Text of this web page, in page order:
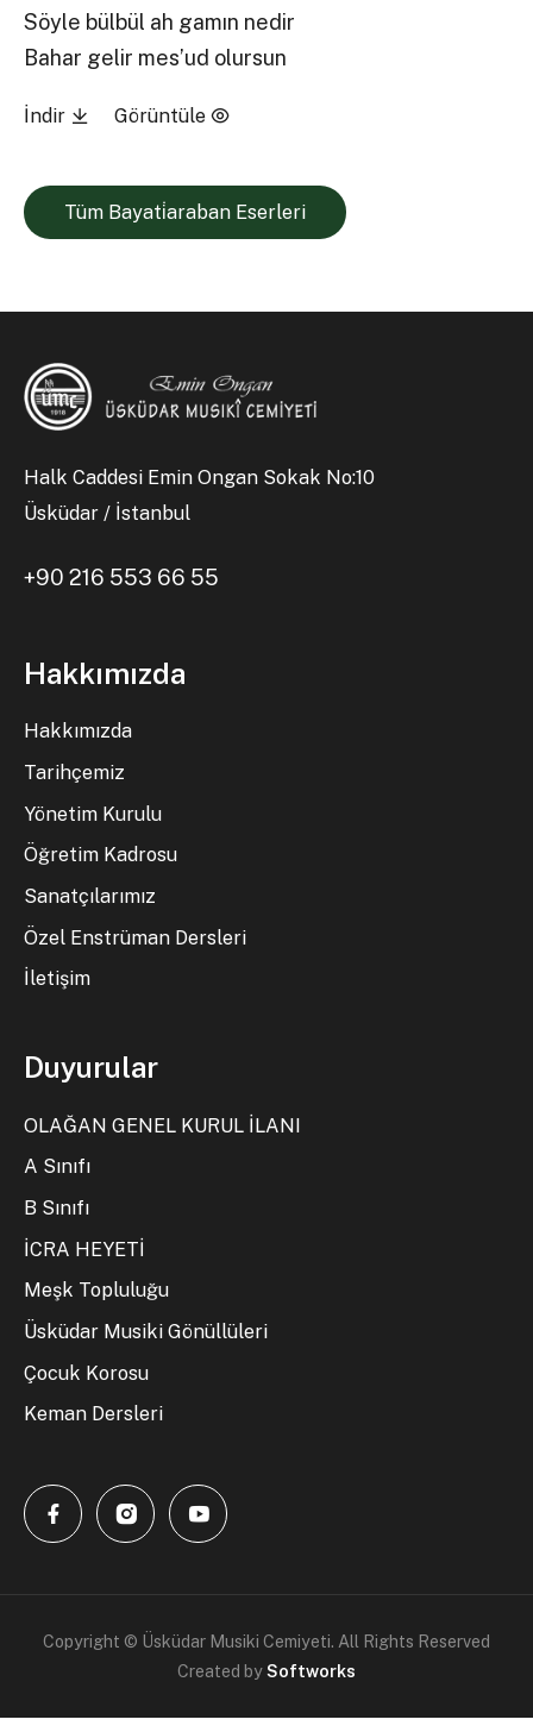
Söyle bülbül ah gamın nedir
Bahar gelir mes’ud olursun
İndir Görüntüle
Tüm Bayati̇araban Eserleri
Halk Caddesi Emin Ongan Sokak No:10
Üsküdar / İstanbul
+90 216 553 66 55
Hakkımızda
Hakkımızda
Tarihçemiz
Yönetim Kurulu
Öğretim Kadrosu
Sanatçılarımız
Özel Enstrüman Dersleri
İletişim
Duyurular
OLAĞAN GENEL KURUL İLANI
A Sınıfı
B Sınıfı
İCRA HEYETİ
Meşk Topluluğu
Üsküdar Musiki Gönüllüleri
Çocuk Korosu
Keman Dersleri
Copyright © Üsküdar Musiki Cemiyeti. All Rights Reserved
Created bySoftworks